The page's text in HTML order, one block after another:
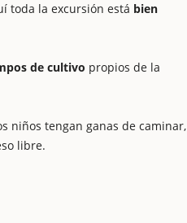
toda la excursión está bien
de cultivo propios de la
niños tengan ganas de caminar,
libre.